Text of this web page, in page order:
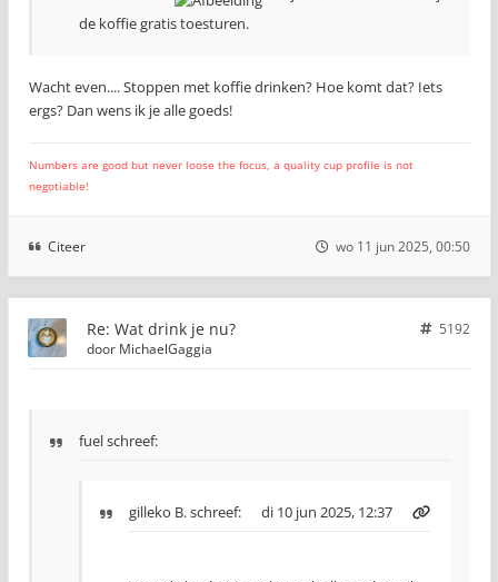
de koffie gratis toesturen.
Wacht even.... Stoppen met koffie drinken? Hoe komt dat? Iets
ergs? Dan wens ik je alle goeds!
Numbers are good but never loose the focus, a quality cup profile is not
negotiable!
Citeer wo 11 jun 2025, 00:50
Re: Wat drink je nu?
5192
door MichaelGaggia
fuel schreef:
gilleko B.schreef: di 10 jun 2025, 12:37